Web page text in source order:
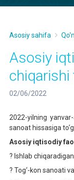
Asosiy sahifa
Asosiy
chiqarishi
02/06/2022
2022-yilning
sanoat hissasiga
Asosiy iqtisodiy
? Ishlab
? Tog‘-kon sanoati